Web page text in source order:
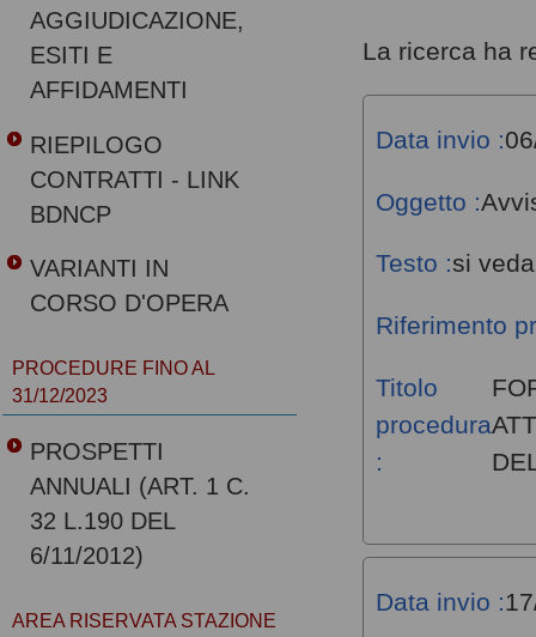
La ricerca ha
Data invio :
Oggetto :
Testo :si
Riferimento
Titolo
procedura
:
Data invio :
AGGIUDICAZIONE,
ESITI E
AFFIDAMENTI
RIEPILOGO
CONTRATTI - LINK
BDNCP
VARIANTI IN
CORSO D'OPERA
PROCEDURE FINO AL
31/12/2023
PROSPETTI
ANNUALI (ART. 1 C.
32 L.190 DEL
6/11/2012)
AREA RISERVATA STAZIONE